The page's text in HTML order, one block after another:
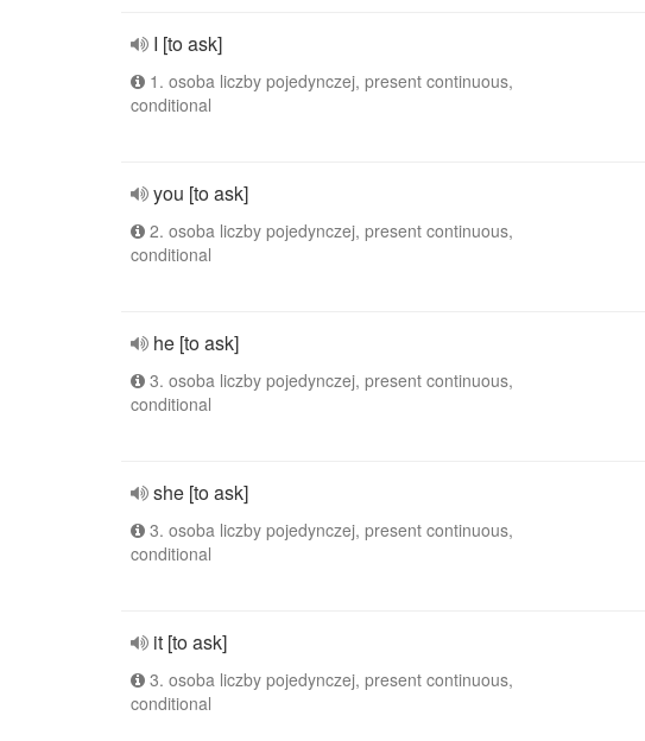
I [to ask]
1. osoba liczby pojedynczej, present continuous,
conditional
you [to ask]
2. osoba liczby pojedynczej, present continuous,
conditional
he [to ask]
3. osoba liczby pojedynczej, present continuous,
conditional
she [to ask]
3. osoba liczby pojedynczej, present continuous,
conditional
it [to ask]
3. osoba liczby pojedynczej, present continuous,
conditional